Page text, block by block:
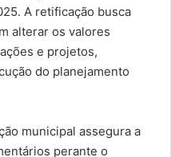
A retificação busca
alterar os valores
e projetos,
do planejamento
municipal assegura a
perante o